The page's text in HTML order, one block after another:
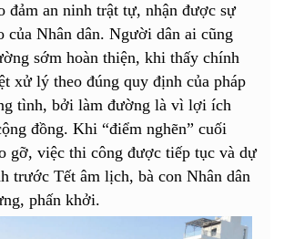
đảm an ninh trật tự, nhận được sự
của Nhân dân. Người dân ai cũng
sớm hoàn thiện, khi thấy chính
xử lý theo đúng quy định của pháp
tình, bởi làm đường là vì lợi ích
đồng. Khi “điểm nghẽn” cuối
gỡ, việc thi công được tiếp tục và dự
trước Tết âm lịch, bà con Nhân dân
phấn khởi.